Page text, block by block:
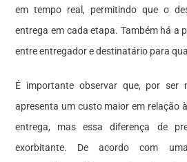
em tempo real, permitindo que o
entrega em cada etapa. Também há a
entre entregador e destinatário para
É importante observar que, por ser
apresenta um custo maior em relação
entrega, mas essa diferença de
exorbitante. De acordo com